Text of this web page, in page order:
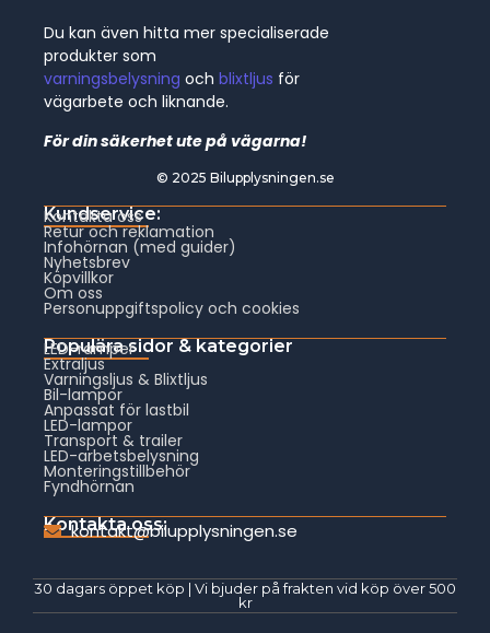
Du kan även hitta mer specialiserade
produkter som
varningsbelysning och blixtljus för
vägarbete och liknande.
För din säkerhet ute på vägarna!
© 2025 Bilupplysningen.se
Kundservice:
Kontakta oss
Retur och reklamation
Infohörnan (med guider)
Nyhetsbrev
Köpvillkor
Om oss
Personuppgiftspolicy och cookies
Populära sidor & kategorier
LED-ramper
Extraljus
Varningsljus & Blixtljus
Bil-lampor
Anpassat för lastbil
LED-lampor
Transport & trailer
LED-arbetsbelysning
Monteringstillbehör
Fyndhörnan
Kontakta oss:
kontakt@bilupplysningen.se
30 dagars öppet köp | Vi bjuder på frakten vid köp över 500
kr